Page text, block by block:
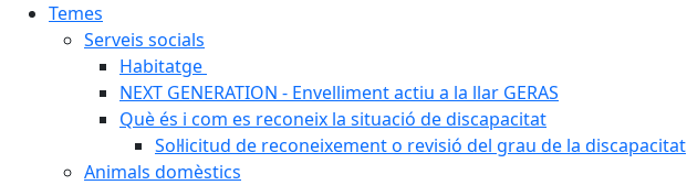
Temes
Serveis socials
Habitatge
NEXT GENERATION - Envelliment actiu a la llar GERAS
Què és i com es reconeix la situació de discapacitat
Sol·licitud de reconeixement o revisió del grau de la discapacitat
Animals domèstics